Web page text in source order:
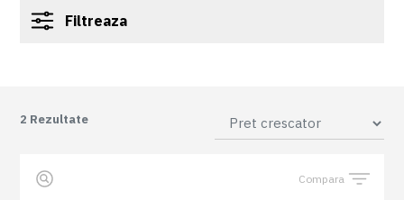
Filtreaza
2 Rezultate
Compara